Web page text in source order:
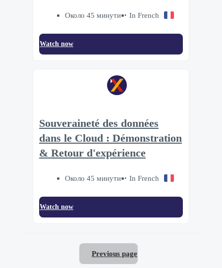
Около 45 минути In French
Watch now
Souveraineté des données
dans le Cloud : Démonstration
& Retour d'expérience
Около 45 минути In French
Watch now
Previous page